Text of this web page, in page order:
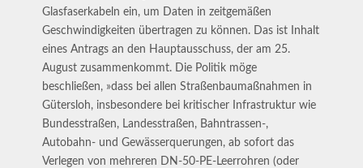
Glasfaserkabeln ein, um Daten in zeitgemäßen
Geschwindigkeiten übertragen zu können. Das ist Inhalt
eines Antrags an den Hauptausschuss, der am 25.
August zusammenkommt. Die Politik möge
beschließen, »dass bei allen Straßenbaumaßnahmen in
Gütersloh, insbesondere bei kritischer Infrastruktur wie
Bundesstraßen, Landesstraßen, Bahntrassen-,
Autobahn- und Gewässerquerungen, ab sofort das
Verlegen von mehreren DN-50-PE-Leerrohren (oder